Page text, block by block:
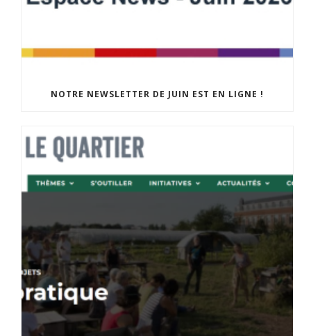
NOTRE NEWSLETTER DE JUIN EST EN LIGNE !